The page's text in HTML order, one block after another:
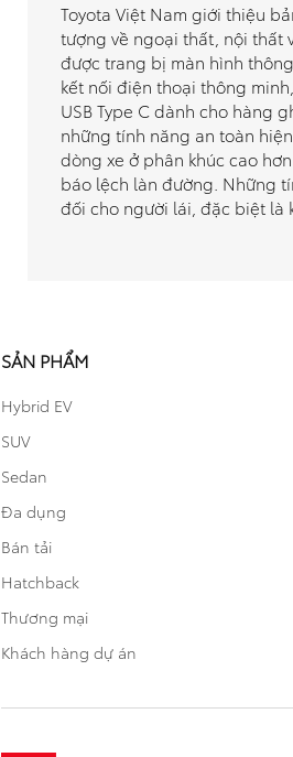
Toyota Việt Nam giới thiệu
tượng về ngoại thất, nội thất
được trang bị màn hình
kết nối điện thoại thông
USB Type C dành cho hàng
những tính năng an toàn
dòng xe ở phân khúc cao
báo lệch làn đường. Những
đối cho người lái, đặc biệt là
SẢN PHẨM
Hybrid EV
SUV
Sedan
Đa dụng
Bán tải
Hatchback
Thương mại
Khách hàng dự án